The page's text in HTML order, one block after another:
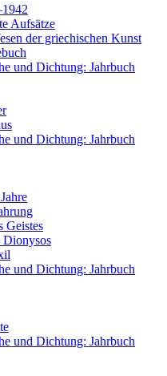
Aufsätze
der griechischen Kunst
und Dichtung: Jahrbuch
und Dichtung: Jahrbuch
Geistes
Dionysos
und Dichtung: Jahrbuch
und Dichtung: Jahrbuch